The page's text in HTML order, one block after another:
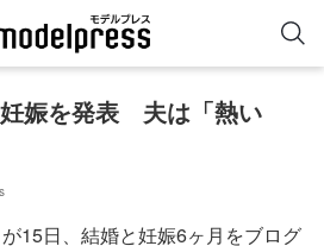
娠を発表　夫は「熱い
15日、結婚と妊娠6ヶ月をブログ